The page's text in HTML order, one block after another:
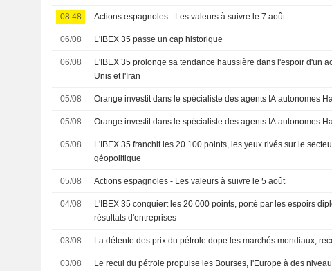
08:48 Actions espagnoles - Les valeurs à suivre le 7 août
06/08 L'IBEX 35 passe un cap historique
06/08
L'IBEX 35 prolonge sa tendance haussière dans l'espoir d'un
Unis et l'Iran
05/08 Orange investit dans le spécialiste des agents IA autonomes
05/08 Orange investit dans le spécialiste des agents IA autonomes
05/08
L'IBEX 35 franchit les 20 100 points, les yeux rivés sur le
géopolitique
05/08 Actions espagnoles - Les valeurs à suivre le 5 août
04/08
L'IBEX 35 conquiert les 20 000 points, porté par les espoirs
résultats d'entreprises
03/08 La détente des prix du pétrole dope les marchés mondiaux,
03/08 Le recul du pétrole propulse les Bourses, l'Europe à des